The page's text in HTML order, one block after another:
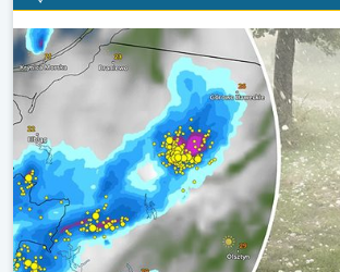
Hagel als tennisballen in Polen. Zwaar